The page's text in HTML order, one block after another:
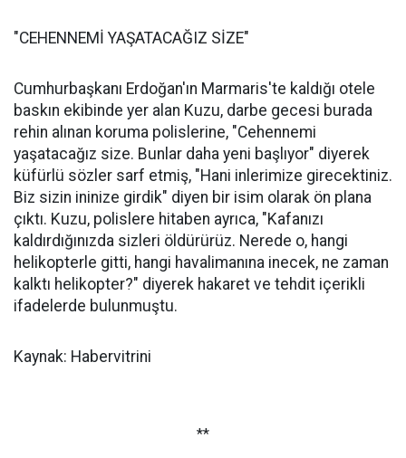
"CEHENNEMİ YAŞATACAĞIZ SİZE"
Cumhurbaşkanı Erdoğan'ın Marmaris'te kaldığı otele
baskın ekibinde yer alan Kuzu, darbe gecesi burada
rehin alınan koruma polislerine, "Cehennemi
yaşatacağız size. Bunlar daha yeni başlıyor" diyerek
küfürlü sözler sarf etmiş, "Hani inlerimize girecektiniz.
Biz sizin ininize girdik" diyen bir isim olarak ön plana
çıktı. Kuzu, polislere hitaben ayrıca, "Kafanızı
kaldırdığınızda sizleri öldürürüz. Nerede o, hangi
helikopterle gitti, hangi havalimanına inecek, ne zaman
kalktı helikopter?" diyerek hakaret ve tehdit içerikli
ifadelerde bulunmuştu.
Kaynak: Habervitrini
**